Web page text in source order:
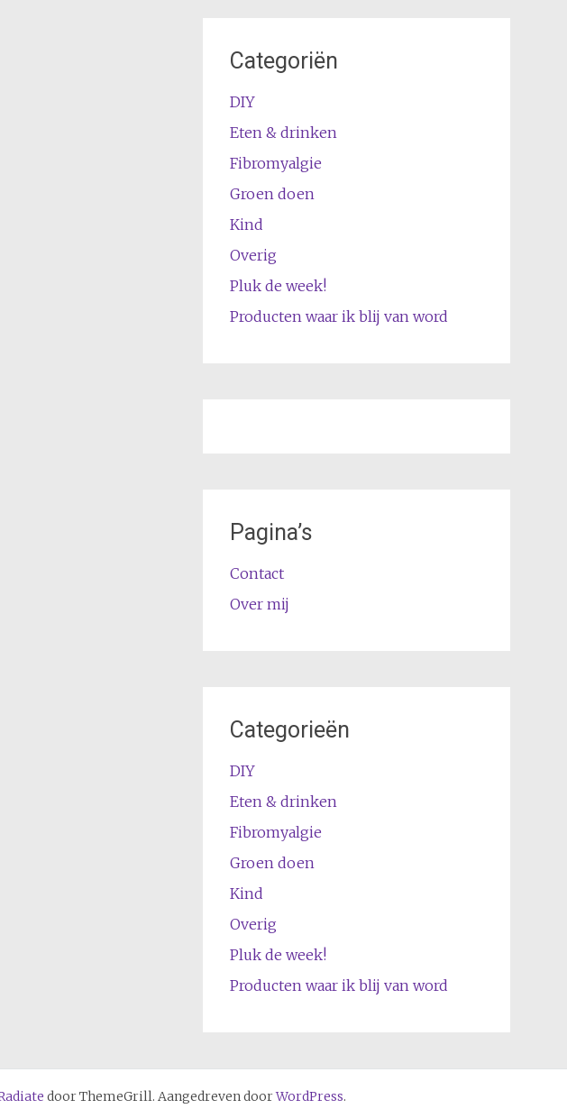
Categoriën
DIY
Eten & drinken
Fibromyalgie
Groen doen
Kind
Overig
Pluk de week!
Producten waar ik blij van word
Pagina’s
Contact
Over mij
Categorieën
DIY
Eten & drinken
Fibromyalgie
Groen doen
Kind
Overig
Pluk de week!
Producten waar ik blij van word
door ThemeGrill. Aangedreven doorWordPress.